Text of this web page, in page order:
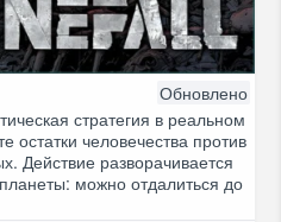
Обновлено
стратегия в реальном
остатки человечества против
Действие разворачивается
можно отдалиться до